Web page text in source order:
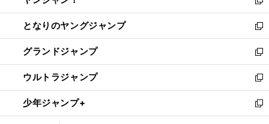
開
く
ン
ド
ウ
で
開
く
ウ
ィ
ン
ド
ウ
で
開
く
新
し
い
ウ
ィ
ン
ド
ウ
で
開
となりのヤングジャンプ
新
し
い
ウ
ィ
ン
ド
ウ
グランドジャンプ
新
し
い
ウ
ィ
ン
ウルトラジャンプ
新
し
い
ウ
少年ジャンプ+
新
し